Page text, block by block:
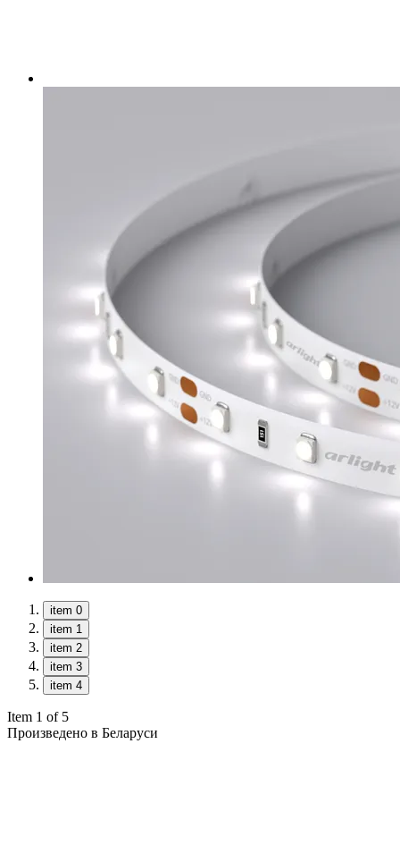
item 0
item 1
item 2
item 3
item 4
Item 1 of 5
Произведено в Беларуси